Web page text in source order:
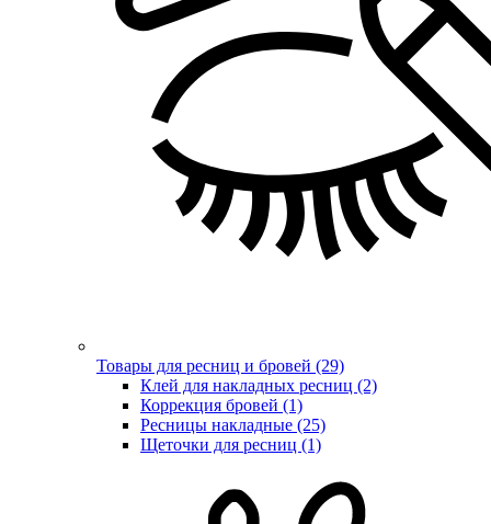
Товары для ресниц и бровей (29)
Клей для накладных ресниц (2)
Коррекция бровей (1)
Ресницы накладные (25)
Щеточки для ресниц (1)